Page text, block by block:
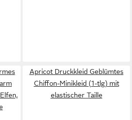
Apricot Druckkleid Geblümtes
Chiffon-Minikleid (1-tlg) mit
elastischer Taille